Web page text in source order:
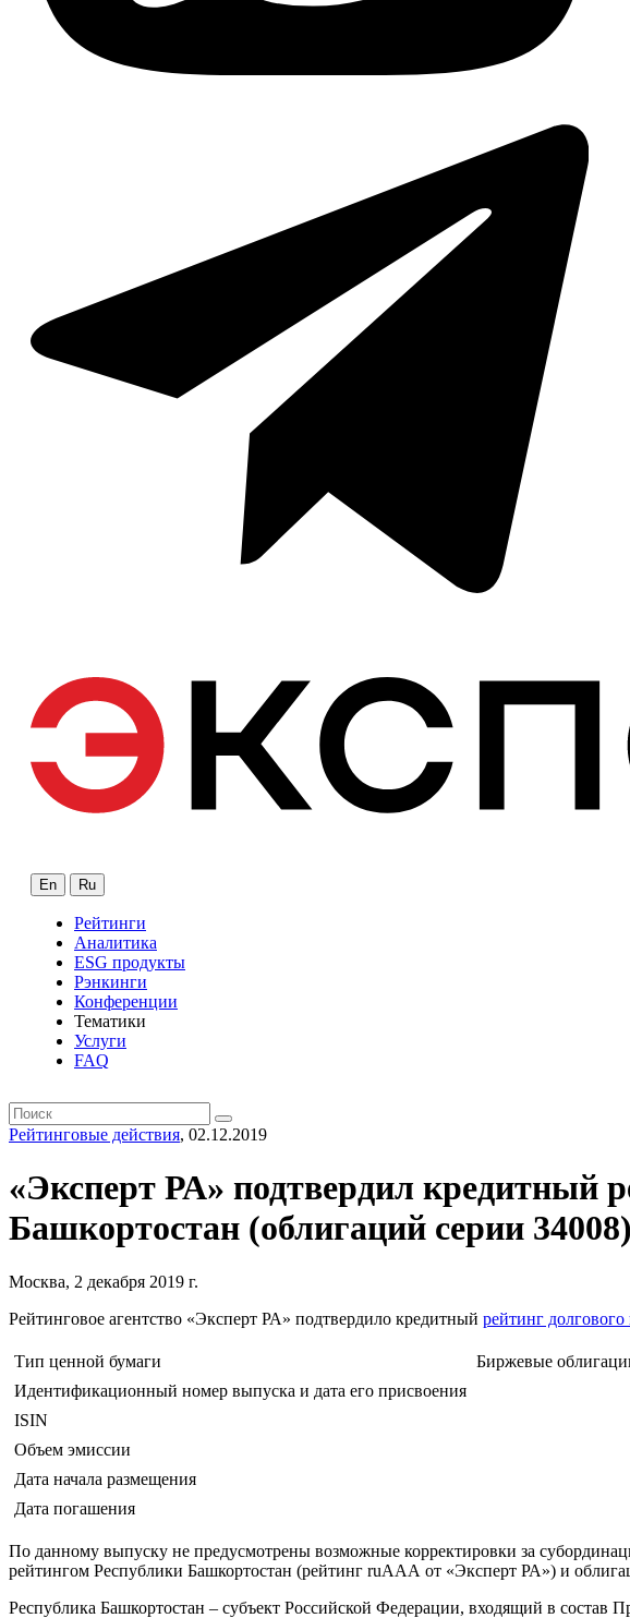
En Ru
Рейтинги
Аналитика
ESG продукты
Рэнкинги
Конференции
Тематики
Услуги
FAQ
Рейтинговые действия, 02.12.2019
«Эксперт РА» подтвердил кредитный
Башкортостан (облигаций серии
Москва, 2 декабря 2019 г.
Рейтинговое агентство «Эксперт РА» подтвердило кредитный рейтинг долгового
Тип ценной бумаги
Биржевые
Идентификационный номер выпуска и дата его присвоения
ISIN
Объем эмиссии
Дата начала размещения
Дата погашения
По данному выпуску не предусмотрены возможные корректировки за
рейтингом Республики Башкортостан (рейтинг ruААА от «Эксперт РА») и
Республика Башкортостан – субъект Российской Федерации, входящий в